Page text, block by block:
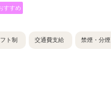
すすめ
ト制 交通費支給 禁煙・分煙